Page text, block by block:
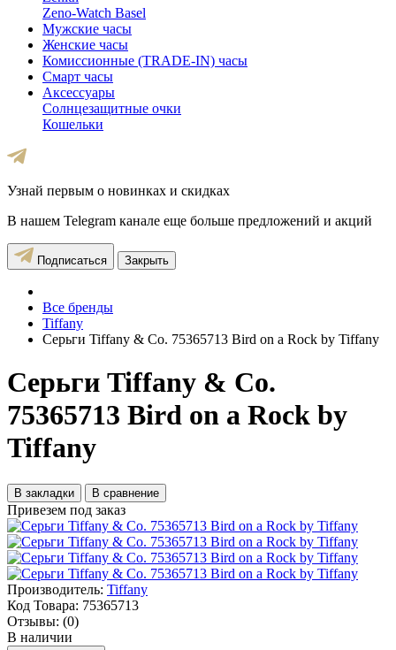
Zeno-Watch Basel
Мужские часы
Женские часы
Комиссионные (TRADE-IN) часы
Смарт часы
Аксессуары
Солнцезащитные очки
Кошельки
Узнай первым о новинках и скидках
В нашем Telegram канале еще больше предложений и акций
Подписаться Закрыть
Все бренды
Tiffany
Серьги Tiffany & Co. 75365713 Bird on a Rock by Tiffany
Серьги Tiffany & Co.
75365713 Bird on a Rock by
Tiffany
В закладки В сравнение
Привезем под заказ
Производитель: Tiffany
Код Товара: 75365713
Отзывы: (0)
В наличии